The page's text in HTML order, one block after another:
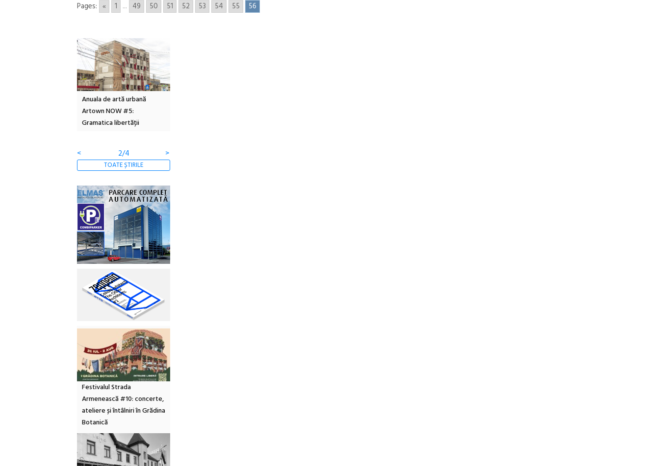
Pages: « 1 ... 49 50 51 52 53 54 55 56
Anuala de artă urbană
Artown NOW #5:
Gramatica libertății
<
2/4 >
TOATE ȘTIRILE
Festivalul Strada
Armenească #10: concerte,
ateliere și întâlniri în Grădina
Botanică